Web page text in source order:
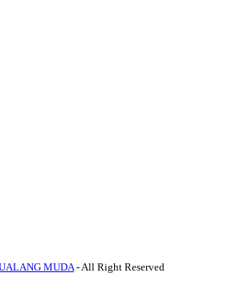
MUDA- All Right Reserved